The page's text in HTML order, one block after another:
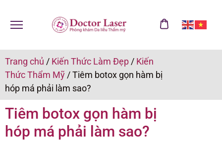
Trang chủ / Kiến Thức Làm Đẹp / Kiến
Thức Thẩm Mỹ /Tiêm botox gọn hàm bị
hóp má phải làm sao?
Tiêm botox gọn hàm bị
hóp má phải làm sao?